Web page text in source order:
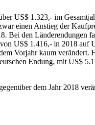
US$ 1.323,- im
einen Anstieg der
Bei den Länderendungen
US$ 1.416,- in 2018 auf
Vorjahr kaum verändert.
Endung, mit US$
dem Jahr 2018